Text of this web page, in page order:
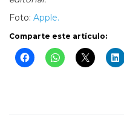
Foto: Apple.
Comparte este artículo: